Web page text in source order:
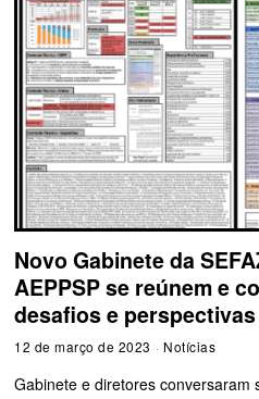
Novo Gabinete da
AEPPSP se reúnem e
desafios e perspectivas
12 de março de 2023 Notícias
Gabinete e diretores conversaram